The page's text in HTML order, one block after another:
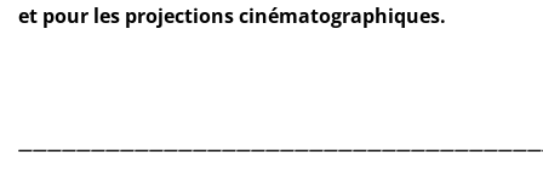
et pour les projections cinématographiques.